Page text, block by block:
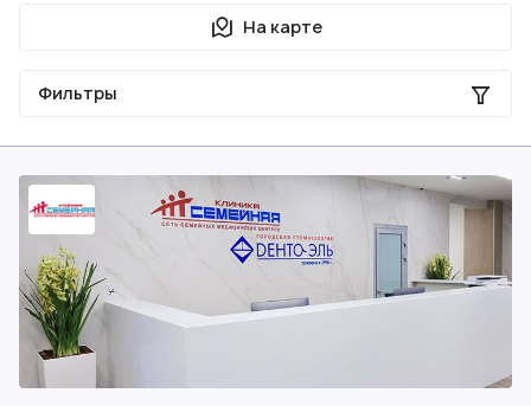
На карте
Фильтры